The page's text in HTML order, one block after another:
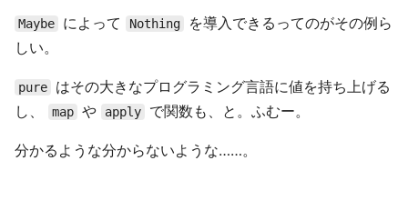
Maybe によって Nothing
を導入できるってのがその例ら
しい。
pure
はその大きなプログラミング言語に値を持ち上げる
し、
map や apply で関数も、と。ふむー。
分かるような分からないような……。